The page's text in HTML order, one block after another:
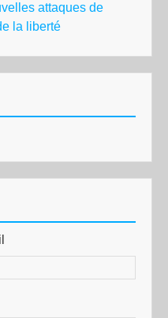
attaques de
la liberté